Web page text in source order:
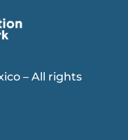
– All rights